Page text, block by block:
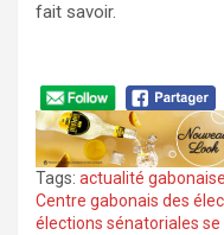
fait savoir.
Tags: actualité gabonaise
Centre gabonais des
élections sénatoriales